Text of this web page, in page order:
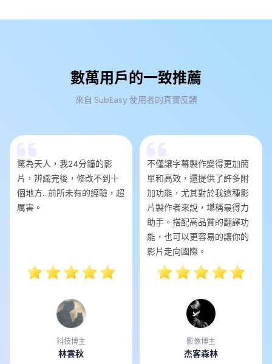
數萬用戶的一致推薦
來自 SubEasy 使用者的真實反饋
驚為天人，我24分鐘的影
片，辨識完後，修改不到十
個地方...前所未有的經驗，超
厲害。
科技博主
林雲秋
不僅讓字幕製作變得更加簡
單和高效，還提供了許多附
加功能，尤其對於我這種影
片製作者來說，堪稱最得力
助手。搭配高品質的翻譯功
能，也可以更容易的讓你的
影片走向國際。
影像博主
杰客森林